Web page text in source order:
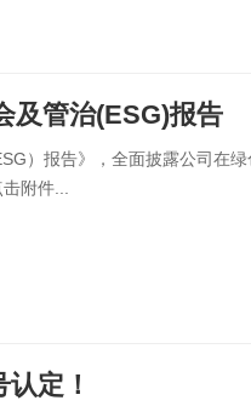
及管治(ESG)报告
）报告》，全面披露公司在绿
附件...
定！